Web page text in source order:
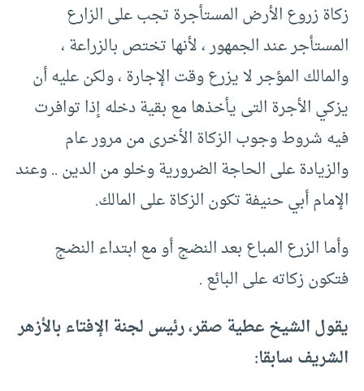
زكاة زروع الأرض المستأجرة تجب على الزارع
المستأجر عند الجمهور ، لأنها تختص بالزراعة ،
والمالك المؤجر لا يزرع وقت الإجارة ، ولكن عليه أن
يزكي الأجرة التى يأخذها مع بقية دخله إذا توافرت
فيه شروط وجوب الزكاة الأخرى من مرور عام
والزيادة على الحاجة الضرورية وخلو من الدين .. وعند
الإمام أبي حنيفة تكون الزكاة على المالك.
وأما الزرع المباع بعد النضج أو مع ابتداء النضج
فتكون زكاته على البائع .
يقول الشيخ عطية صقر، رئيس لجنة الإفتاء بالأزهر
الشريف سابقا: